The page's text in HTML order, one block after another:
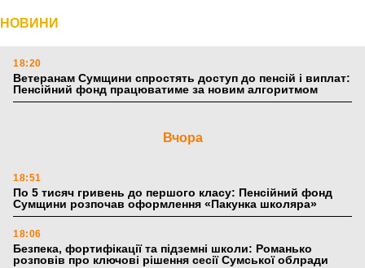
НОВИНИ
18:20
Ветеранам Сумщини спростять доступ до пенсій і виплат:
Пенсійний фонд працюватиме за новим алгоритмом
Вчора
18:51
По 5 тисяч гривень до першого класу: Пенсійний фонд
Сумщини розпочав оформлення «Пакунка школяра»
18:06
Безпека, фортифікації та підземні школи: Романько
розповів про ключові рішення сесії Сумської облради